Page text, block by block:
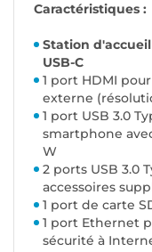
Caractéristiques :
Station
USB-C
1 port HDMI
externe
1 port USB 3.0
smartphone
W
2 ports USB 3.0
accessoires
1 port de carte
1 port Ethernet
sécurité à